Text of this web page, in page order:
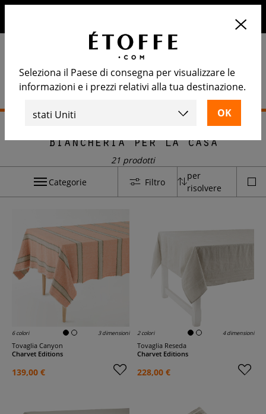
> Decorazione
Biancheria per la casa
21 prodotti
Categorie
Filtro
per
risolvere
6 colori 3 dimensioni
Tovaglia Canyon
Charvet Editions
139,00 €
2 colori 4 dimensioni
Tovaglia Reseda
Charvet Editions
228,00 €
Seleziona il Paese di consegna per visualizzare le
informazioni e i prezzi relativi alla tua destinazione.